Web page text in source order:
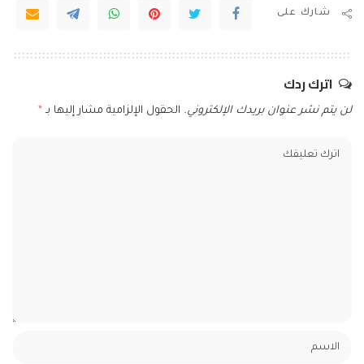
شارك على
اترك ردك
لن يتم نشر عنوان بريدك الإلكتروني. الحقول الإلزامية مشار إليها بـ *